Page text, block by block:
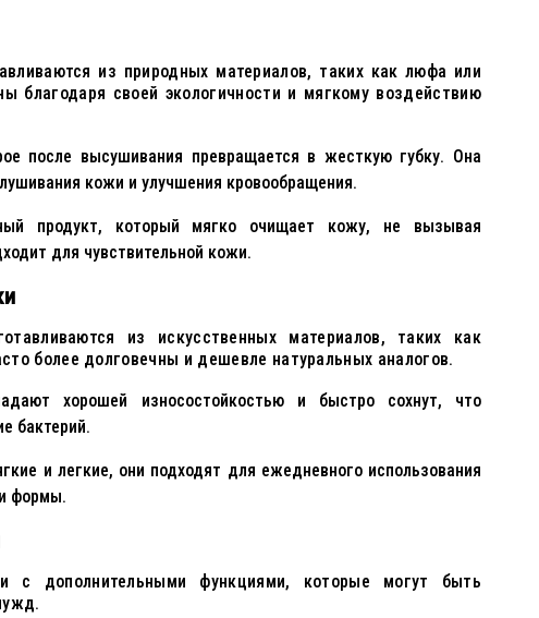
из природных материалов, таких как люфа или
благодаря своей экологичности и мягкому воздействию
после высушивания превращается в жесткую губку. Она
кожи и улучшения кровообращения.
продукт, который мягко очищает кожу, не вызывая
для чувствительной кожи.
из искусственных материалов, таких как
более долговечны и дешевле натуральных аналогов.
хорошей износостойкостью и быстро сохнут, что
бактерий.
и легкие, они подходят для ежедневного использования
формы.
с дополнительными функциями, которые могут быть